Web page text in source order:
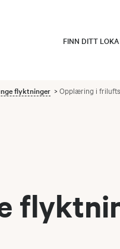
FINN DITT
flyktninger Opplæring i